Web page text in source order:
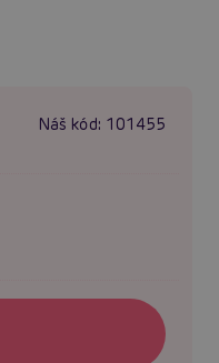
Náš kód: 101455